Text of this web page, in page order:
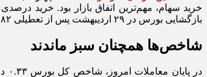
خرید سهام، مهم‌ترین اتفاق بازار بود. خرید
بازگشایی بورس در ۲۹ اردیبهشت پس از تعطیلی ۸۲ روزه بازار به شمار می‌رود.
شاخص‌ها همچنان سبز ماندند